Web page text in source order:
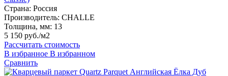
Страна: Россия
Производитель: CHALLE
Толщина, мм: 13
5 150 руб./м2
Рассчитать стоимость
В избранное В избранном
Сравнить